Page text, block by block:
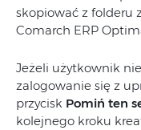
skopiować z folderu
Comarch ERP
Jeżeli użytkownik
zalogowanie się z
przycisk Pomiń ten
kolejnego kroku